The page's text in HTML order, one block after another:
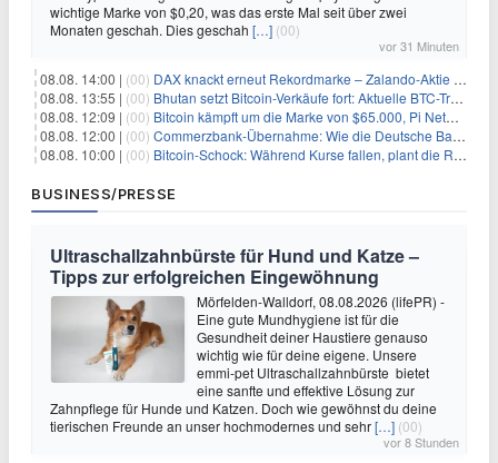
wichtige Marke von $0,20, was das erste Mal seit über zwei
Monaten geschah. Dies geschah […] (00)
vor 31 Minuten
08.08. 14:00 | (00) DAX knackt erneut Rekordmarke – Zalando-Aktie crasht nach Quartalszahlen
08.08. 13:55 | (00) Bhutan setzt Bitcoin-Verkäufe fort: Aktuelle BTC-Transaktionen
08.08. 12:09 | (00) Bitcoin kämpft um die Marke von $65.000, Pi Network gewinnt an Unterstützung
08.08. 12:00 | (00) Commerzbank-Übernahme: Wie die Deutsche Bank im Schatten zum großen Gewinner wird
08.08. 10:00 | (00) Bitcoin-Schock: Während Kurse fallen, plant die Regierung die Steuer-Bombe
BUSINESS/PRESSE
Ultraschallzahnbürste für Hund und Katze –
Tipps zur erfolgreichen Eingewöhnung
Mörfelden-Walldorf, 08.08.2026 (lifePR) -
Eine gute Mundhygiene ist für die
Gesundheit deiner Haustiere genauso
wichtig wie für deine eigene. Unsere
emmi-pet Ultraschallzahnbürste bietet
eine sanfte und effektive Lösung zur
Zahnpflege für Hunde und Katzen. Doch wie gewöhnst du deine
tierischen Freunde an unser hochmodernes und sehr[…] (00)
vor 8 Stunden